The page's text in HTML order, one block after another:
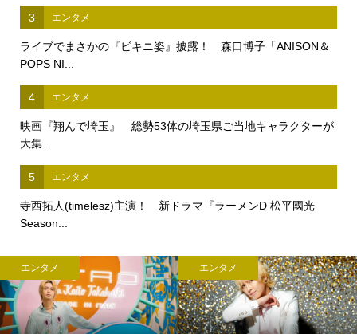
3 エンタメ
ライブでまさかの『ビキニ姿』披露！ 森口博子「ANISON＆
POPS NI...
4 エンタメ
映画『翔んで埼玉』 総勢53体の埼玉県ご当地キャラクターが
大集...
5 エンタメ
寺西拓人(timelesz)主演！ 新ドラマ『ラーメンD 松平國光
Season...
エンタメ エンタメ